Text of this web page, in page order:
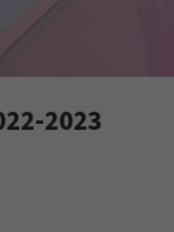
2023